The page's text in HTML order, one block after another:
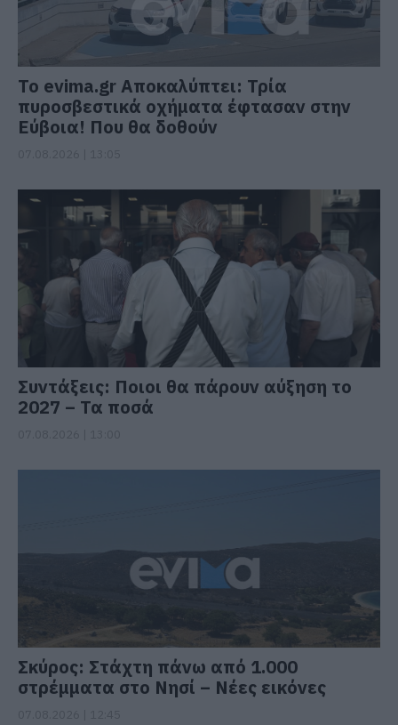
Το evima.gr Αποκαλύπτει: Τρία
πυροσβεστικά οχήματα έφτασαν στην
Εύβοια! Που θα δοθούν
Συντάξεις: Ποιοι θα πάρουν αύξηση το
2027 – Τα ποσά
Σκύρος: Στάχτη πάνω από 1.000
στρέμματα στο Νησί – Νέες εικόνες